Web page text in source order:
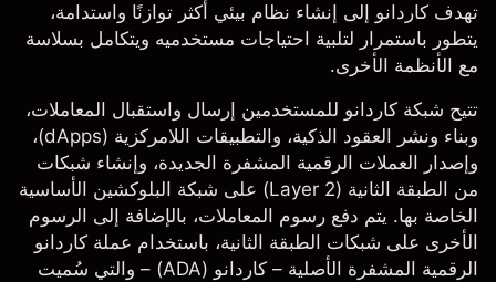
تهدف كاردانو إلى إنشاء نظام بيئي أكثر توازنًا واستدامة،
يتطور باستمرار لتلبية احتياجات مستخدميه ويتكامل بسلاسة
مع الأنظمة الأخرى.
تتيح شبكة كاردانو للمستخدمين إرسال واستقبال المعاملات،
وبناء ونشر العقود الذكية، والتطبيقات اللامركزية (dApps)،
وإصدار العملات الرقمية المشفرة الجديدة، وإنشاء شبكات
من الطبقة الثانية (Layer 2) على شبكة البلوكشين الأساسية
الخاصة بها. يتم دفع رسوم المعاملات، بالإضافة إلى الرسوم
الأخرى على شبكات الطبقة الثانية، باستخدام عملة كاردانو
الرقمية المشفرة الأصلية – كاردانو (ADA)
– والتي سُميت